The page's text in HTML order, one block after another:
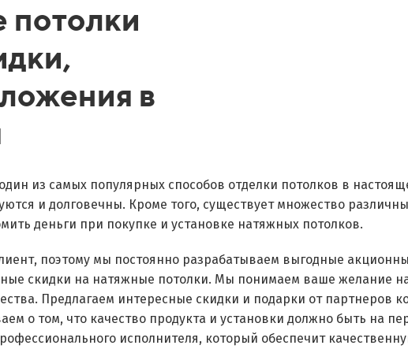
в
из самых популярных способов отделки потолков в
и долговечны. Кроме того, существует множество
деньги при покупке и установке натяжных потолков.
поэтому мы постоянно разрабатываем выгодные
скидки на натяжные потолки. Мы понимаем ваше желание
Предлагаем интересные скидки и подарки от партнеров
о том, что качество продукта и установки должно быть на
исполнителя, который обеспечит